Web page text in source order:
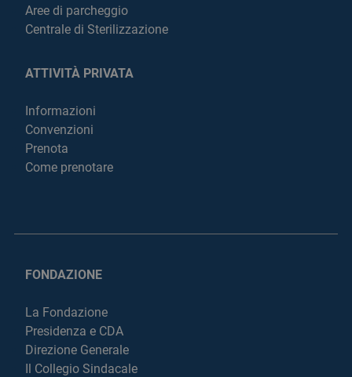
Aree di parcheggio
Centrale di Sterilizzazione
ATTIVITÀ PRIVATA
Informazioni
Convenzioni
Prenota
Come prenotare
FONDAZIONE
La Fondazione
Presidenza e CDA
Direzione Generale
Il Collegio Sindacale